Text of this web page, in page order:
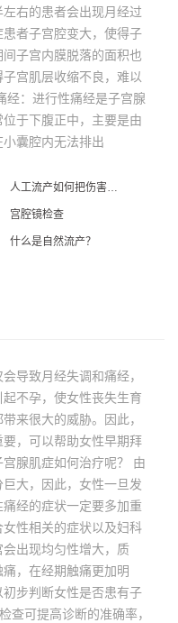
右的患者会出现月经过
者子宫腔变大，使得子
子宫内膜脱落的面积也
宫肌层收缩不良，难以
经：进行性痛经是子宫腺
于下腹正中，主要是由
囊腔内无法排出
人工流产如何把伤害降到最低？
宫腔镜检查
什么是自然流产？
导致月经失调和痛经，
不孕，使女性丧失生育
来很大的威胁。因此，
，可以帮助女性早期拜
腺肌症如何治疗呢？ 由
大，因此，女性一旦发
经的症状一定要多加重
性相关的症状以及妇科
出现均匀性增大，质
，在经期触痛更加明
步判断女性是否患有子
查可提高诊断的准确率，